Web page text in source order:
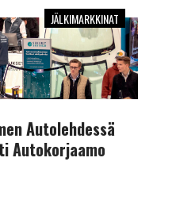
JÄLKIMARKKINAT
Autolehdessä
Autokorjaamo